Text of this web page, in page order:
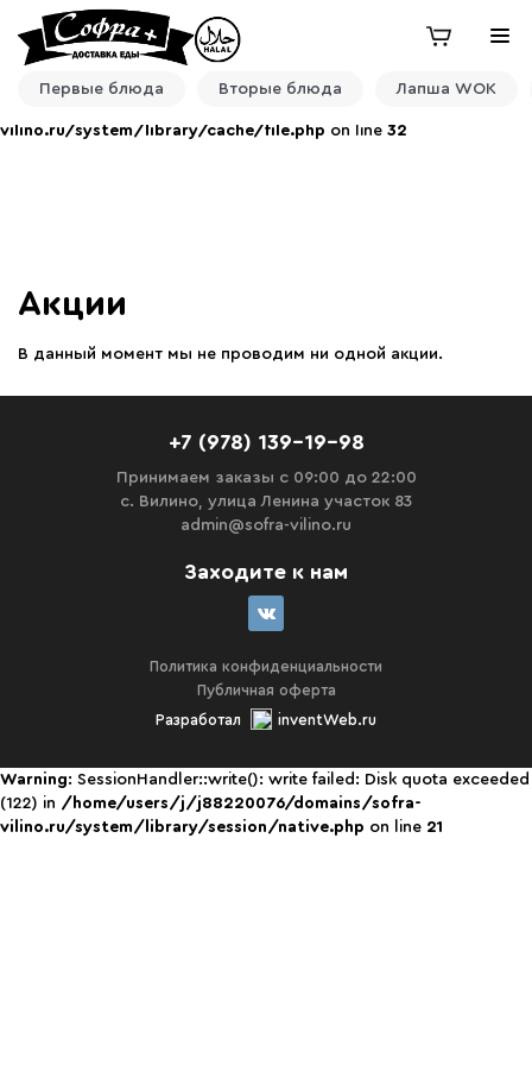
Warning: fread(): Length parameter must be greater than 0 in
/home/users/j/j88220076/domains/sofra-
vilino.ru/system/library/cache/file.php
fread(): Length parameter must be greater than 0 in
vilino.ru/system/library/cache/file.php on line 32
Первые блюда Вторые блюда Лапша WOK
Акции
В данный момент мы не проводим ни одной акции.
+7 (978) 139-19-98
Принимаем заказы с 09:00 до 22:00
с. Вилино, улица Ленина участок 83
admin@sofra-vilino.ru
Заходите к нам
Политика конфиденциальности
Публичная оферта
Разработал
inventWeb.ru
Warning: SessionHandler::write(): write failed: Disk quota exceeded
(122) in /home/users/j/j88220076/domains/sofra-
vilino.ru/system/library/session/native.php on line 21